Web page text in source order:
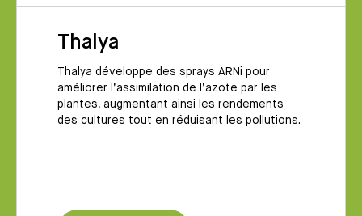
Thalya
Thalya développe des sprays ARNi pour
améliorer l’assimilation de l’azote par les
plantes, augmentant ainsi les rendements
des cultures tout en réduisant les pollutions.